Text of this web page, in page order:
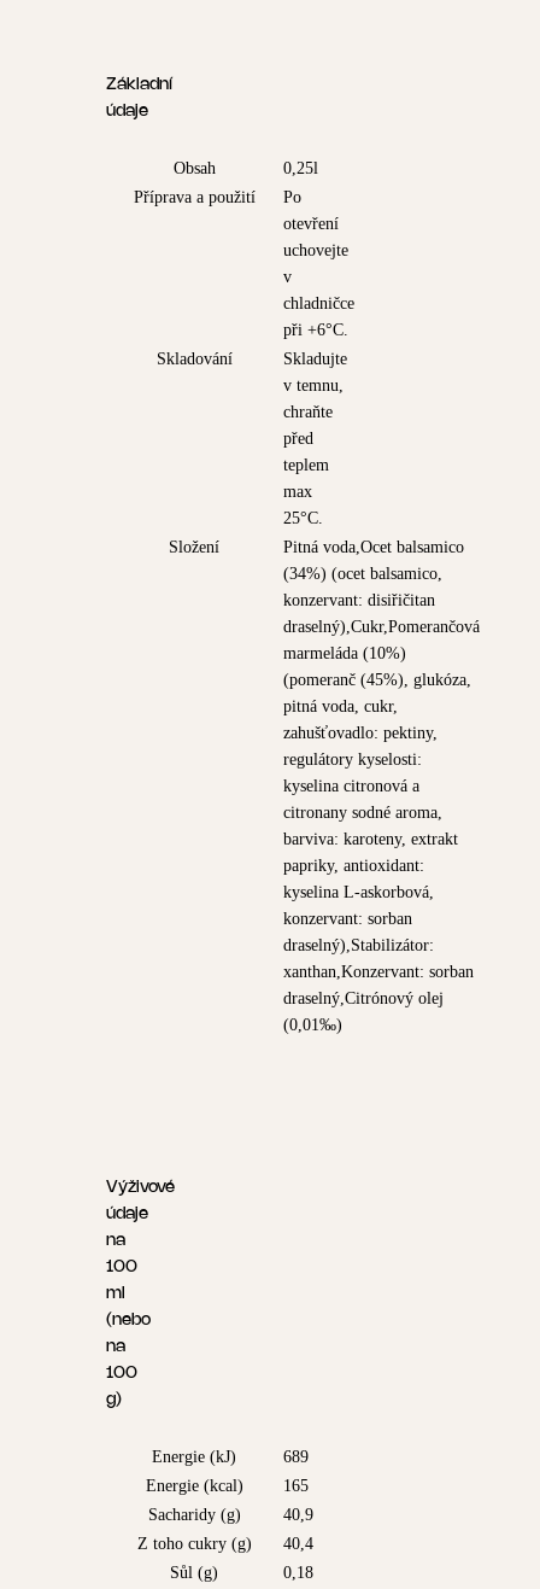
Základní
údaje
Obsah
0,25l
Příprava a použití
Po
otevření
uchovejte
v
chladničce
při +6°C.
Skladování
Skladujte
v temnu,
chraňte
před
teplem
max
25°C.
Složení
Pitná voda,Ocet balsamico
(34%) (ocet balsamico,
konzervant: disiřičitan
draselný),Cukr,Pomerančová
marmeláda (10%)
(pomeranč (45%), glukóza,
pitná voda, cukr,
zahušťovadlo: pektiny,
regulátory kyselosti:
kyselina citronová a
citronany sodné aroma,
barviva: karoteny, extrakt
papriky, antioxidant:
kyselina L-askorbová,
konzervant: sorban
draselný),Stabilizátor:
xanthan,Konzervant: sorban
draselný,Citrónový olej
(0,01‰)
Výživové
údaje
na
100
ml
(nebo
na
100
g)
Energie (kJ)
689
Energie (kcal)
165
Sacharidy (g)
40,9
Z toho cukry (g)
40,4
Sůl (g)
0,18